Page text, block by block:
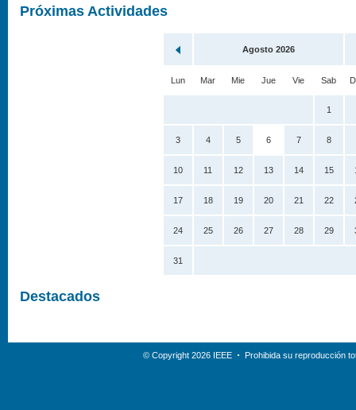
Próximas Actividades
Agosto 2026
Lun Mar Mie Jue Vie Sab
1
3 4 5 6 7 8
10 11 12 13 14 15
17 18 19 20 21 22
24 25 26 27 28 29
31
Destacados
© Copyright 2026 IEEE Prohibida su reproducción